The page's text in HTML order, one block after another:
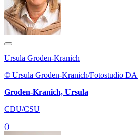
Ursula Groden-Kranich
© Ursula Groden-Kranich/Fotostudio
Groden-Kranich, Ursula
CDU/CSU
()